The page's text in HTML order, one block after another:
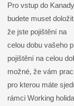
Pro vstup do Kanady
budete muset
že jste pojištění na
celou dobu vašeho
pojištění na celou
možné, že vám
pro kterou máte
rámci Working